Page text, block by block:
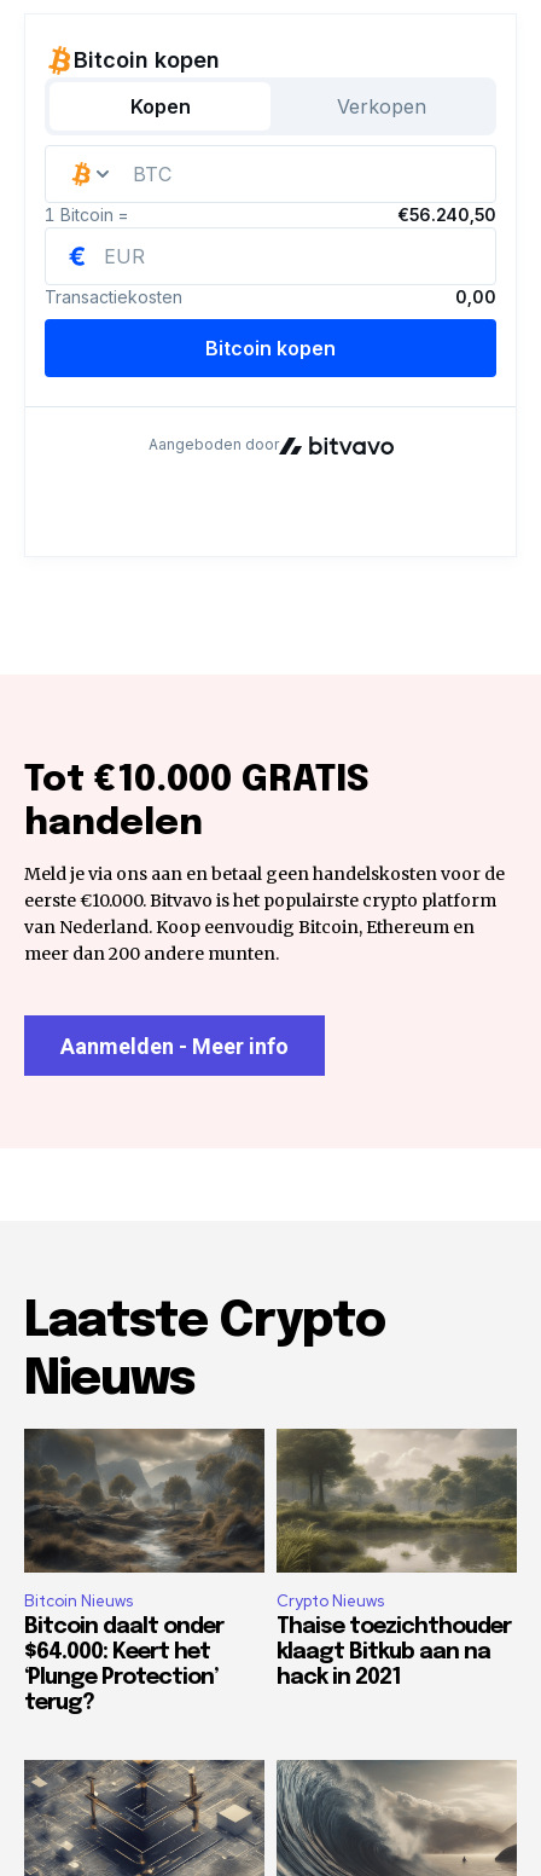
Tot €10.000 GRATIS
handelen
Meld je via ons aan en betaal geen handelskosten voor de
eerste €10.000. Bitvavo is het populairste crypto platform
van Nederland. Koop eenvoudig Bitcoin, Ethereum en
meer dan 200 andere munten.
Aanmelden - Meer info
Laatste Crypto
Nieuws
Bitcoin Nieuws
Bitcoin daalt onder
$64.000: Keert het
‘Plunge Protection’
terug?
Crypto Nieuws
Thaise toezichthouder
klaagt Bitkub aan na
hack in 2021